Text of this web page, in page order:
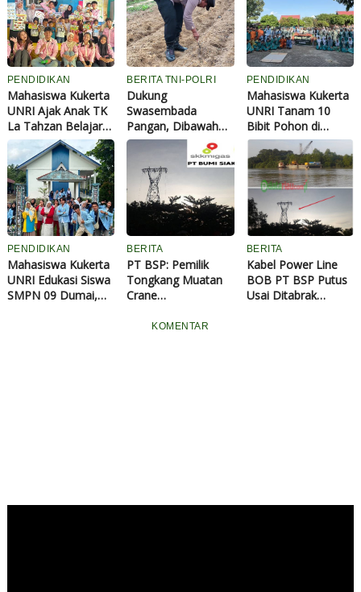
PENDIDIKAN
Mahasiswa Kukerta
UNRI Ajak Anak TK
La Tahzan Belajar
Warna Lewat Fun
Colouring
BERITA TNI-POLRI
Dukung
Swasembada
Pangan, Dibawah
Terik Matahari Polisi
dan Petani Tanam
Jagung di Ponpes
Abu Huroiroh
PENDIDIKAN
Mahasiswa Kukerta
UNRI Tanam 10
Bibit Pohon di
SMPN 28
Pekanbaru, Dorong
Konsep Green
School
PENDIDIKAN
Mahasiswa Kukerta
UNRI Edukasi Siswa
SMPN 09 Dumai,
BERITA
PT BSP: Pemilik
Tongkang Muatan
Crane
Penuh atas
BERITA
Kabel Power Line
BOB PT BSP Putus
Usai Ditabrak
KOMENTAR